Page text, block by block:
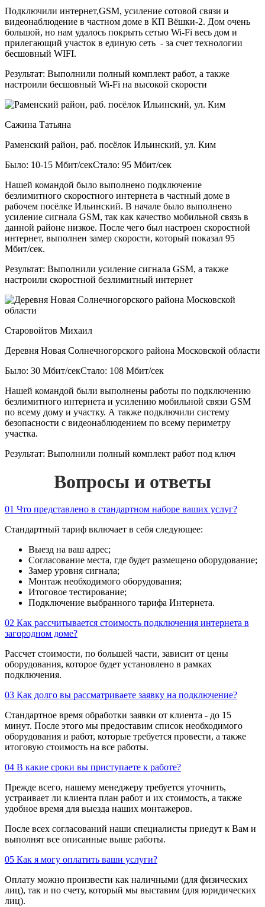
Подключили интернет,GSM, усиление сотовой связи и
видеонаблюдение в частном доме в КП Вёшки-2. Дом очень
большой, но нам удалось покрыть сетью Wi-Fi весь дом и
прилегающий участок в единую сеть - за счет технологии
бесшовный WIFI.
Результат: Выполнили полный комплект работ, а также
настроили бесшовный Wi-Fi на высокой скорости
Сажина Татьяна
Раменский район, раб. посёлок Ильинский, ул. Ким
Было: 10-15 Мбит/секСтало: 95 Мбит/сек
Нашей командой было выполнено подключение
безлимитного скоростного интернета в частный доме в
рабочем посёлке Ильинский. В начале было выполнено
усиление сигнала GSM, так как качество мобильной связь в
данной районе низкое. После чего был настроен скоростной
интернет, выполнен замер скорости, который показал 95
Мбит/сек.
Результат: Выполнили усиление сигнала GSM, а также
настроили скоростной безлимитный интернет
Старовойтов Михаил
Деревня Новая Солнечногорского района Московской области
Было: 30 Мбит/секСтало: 108 Мбит/сек
Нашей командой были выполнены работы по подключению
безлимитного интернета и усилению мобильной связи GSM
по всему дому и участку. А также подключили систему
безопасности с видеонаблюдением по всему периметру
участка.
Результат: Выполнили полный комплект работ под ключ
Вопросы и ответы
01 Что представлено в стандартном наборе ваших услуг?
Стандартный тариф включает в себя следующее:
Выезд на ваш адрес;
Согласование места, где будет размещено оборудование;
Замер уровня сигнала;
Монтаж необходимого оборудования;
Итоговое тестирование;
Подключение выбранного тарифа Интернета.
02 Как рассчитывается стоимость подключения интернета в
загородном доме?
Рассчет стоимости, по большей части, зависит от цены
оборудования, которое будет установлено в рамках
подключения.
03 Как долго вы рассматриваете заявку на подключение?
Стандартное время обработки заявки от клиента - до 15
минут. После этого мы предоставим список необходимого
оборудования и работ, которые требуется провести, а также
итоговую стоимость на все работы.
04 В какие сроки вы приступаете к работе?
Прежде всего, нашему менеджеру требуется уточнить,
устраивает ли клиента план работ и их стоимость, а также
удобное время для выезда наших монтажеров.
После всех согласований наши специалисты приедут к Вам и
выполнят все описанные выше работы.
05 Как я могу оплатить ваши услуги?
Оплату можно произвести как наличными (для физических
лиц), так и по счету, который мы выставим (для юридических
лиц).